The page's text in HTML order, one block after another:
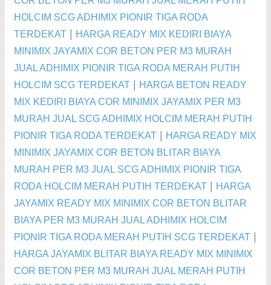
HOLCIM SCG ADHIMIX PIONIR TIGA RODA
TERDEKAT
HARGA READY MIX KEDIRI BIAYA
MINIMIX JAYAMIX COR BETON PER M3 MURAH
JUAL ADHIMIX PIONIR TIGA RODA MERAH PUTIH
HOLCIM SCG TERDEKAT
HARGA BETON READY
MIX KEDIRI BIAYA COR MINIMIX JAYAMIX PER M3
MURAH JUAL SCG ADHIMIX HOLCIM MERAH PUTIH
PIONIR TIGA RODA TERDEKAT
HARGA READY MIX
MINIMIX JAYAMIX COR BETON BLITAR BIAYA
MURAH PER M3 JUAL SCG ADHIMIX PIONIR TIGA
RODA HOLCIM MERAH PUTIH TERDEKAT
HARGA
JAYAMIX READY MIX MINIMIX COR BETON BLITAR
BIAYA PER M3 MURAH JUAL ADHIMIX HOLCIM
PIONIR TIGA RODA MERAH PUTIH SCG TERDEKAT
HARGA JAYAMIX BLITAR BIAYA READY MIX MINIMIX
COR BETON PER M3 MURAH JUAL MERAH PUTIH